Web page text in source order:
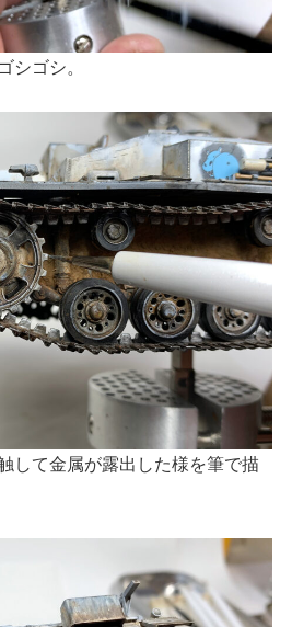
シゴシ。
して金属が露出した様を筆で描